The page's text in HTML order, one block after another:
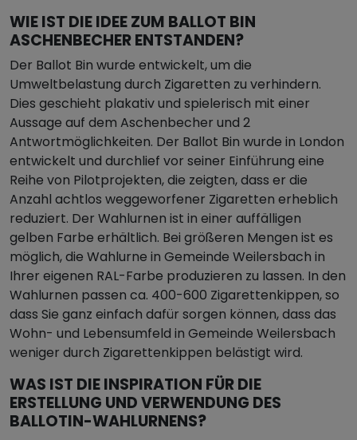
WIE IST DIE IDEE ZUM BALLOT BIN
ASCHENBECHER ENTSTANDEN?
Der Ballot Bin wurde entwickelt, um die
Umweltbelastung durch Zigaretten zu verhindern.
Dies geschieht plakativ und spielerisch mit einer
Aussage auf dem Aschenbecher und 2
Antwortmöglichkeiten. Der Ballot Bin wurde in London
entwickelt und durchlief vor seiner Einführung eine
Reihe von Pilotprojekten, die zeigten, dass er die
Anzahl achtlos weggeworfener Zigaretten erheblich
reduziert. Der Wahlurnen ist in einer auffälligen
gelben Farbe erhältlich. Bei größeren Mengen ist es
möglich, die Wahlurne in Gemeinde Weilersbach in
Ihrer eigenen RAL-Farbe produzieren zu lassen. In den
Wahlurnen passen ca. 400-600 Zigarettenkippen, so
dass Sie ganz einfach dafür sorgen können, dass das
Wohn- und Lebensumfeld in Gemeinde Weilersbach
weniger durch Zigarettenkippen belästigt wird.
WAS IST DIE INSPIRATION FÜR DIE
ERSTELLUNG UND VERWENDUNG DES
BALLOTIN-WAHLURNENS?